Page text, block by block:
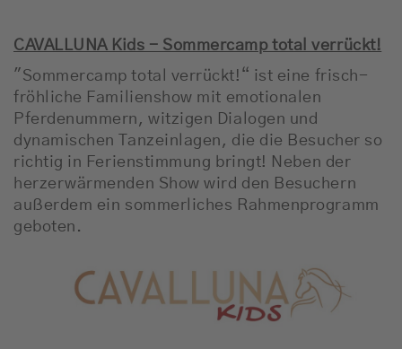
CAVALLUNA Kids - Sommercamp total verrückt!
"Sommercamp total verrückt!“ ist eine frisch-
fröhliche Familienshow mit emotionalen
Pferdenummern, witzigen Dialogen und
dynamischen Tanzeinlagen, die die Besucher so
richtig in Ferienstimmung bringt! Neben der
herzerwärmenden Show wird den Besuchern
außerdem ein sommerliches Rahmenprogramm
geboten.